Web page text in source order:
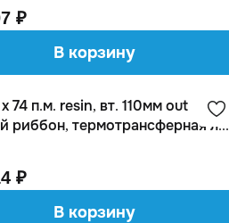
₽
В корзину
74 п.м. resin, вт. 110мм out
риббон, термотрансферная л...
₽
В корзину